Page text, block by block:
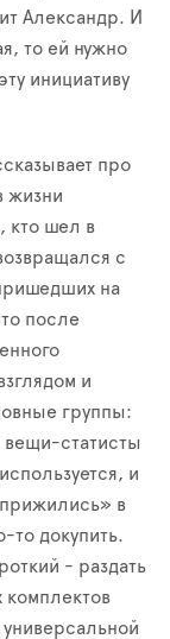
Александр. И
то ей нужно
инициативу
про
жизни
кто шел в
с
на
после
и
группы:
вещи-статисты
и
в
то докупить.
- раздать
комплектов